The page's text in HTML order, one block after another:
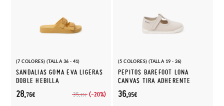
(7 COLORES) (TALLA 36 - 41)
SANDALIAS GOMA EVA LIGERAS
DOBLE HEBILLA
35,95€ (-20%)
28,76€
(5 COLORES) (TALLA 19 - 26)
PEPITOS BAREFOOT LONA
CANVAS TIRA ADHERENTE
36,95€